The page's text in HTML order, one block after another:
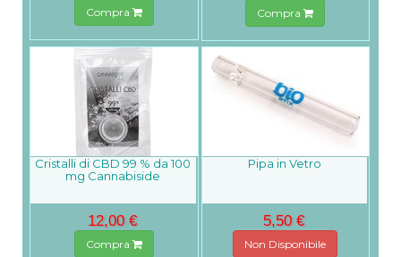
Compra Compra
Cristalli di CBD 99 % da 100
mg Cannabiside
12,00 €
Compra
Pipa in Vetro
5,50 €
Non Disponibile